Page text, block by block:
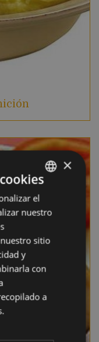
BASQUE
SPANISH
×
el
nuestro
sitio
y
con
a